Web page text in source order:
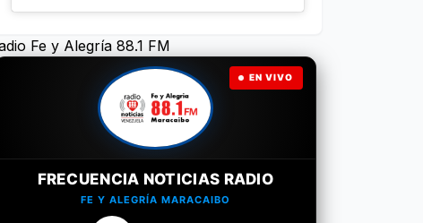
Fe y Alegría 88.1 FM
EN VIVO
FRECUENCIA NOTICIAS RADIO
FE Y ALEGRÍA MARACAIBO